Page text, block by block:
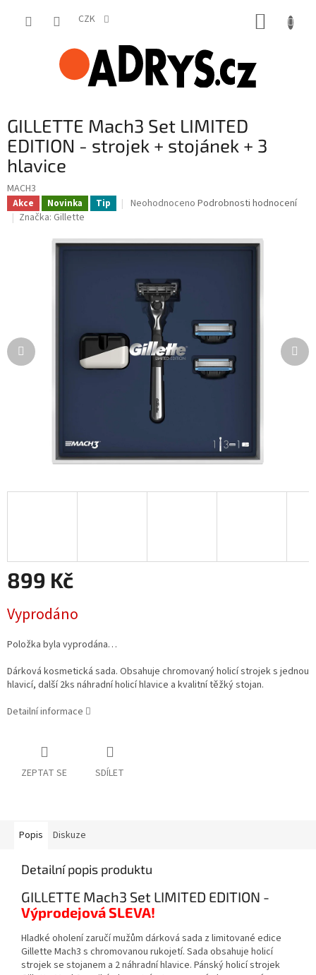
CZK
GILLETTE Mach3 Set LIMITED
EDITION - strojek + stojánek + 3
hlavice
MACH3
Akce Novinka Tip
Průměrné
je
hvězdiček.
Neohodnoceno Podrobnosti hodnocení
Značka: Gillette
899 Kč
cena:
Vyprodáno
Položka byla vyprodána…
Dárková kosmetická sada. Obsahuje chromovaný holicí strojek s jednou
hlavicí, další 2ks náhradní holicí hlavice a kvalitní těžký stojan.
Detailní informace
ZEPTAT SE SDÍLET
Popis Diskuze
Detailní popis produktu
GILLETTE Mach3 Set LIMITED EDITION -
Výprodejová SLEVA!
Hladké oholení zaručí mužům dárková sada z limitované edice
Gillette Mach3 s chromovanou rukojetí. Sada obsahuje holicí
strojek se stojanem a 2 náhradní hlavice. Pánský holicí strojek